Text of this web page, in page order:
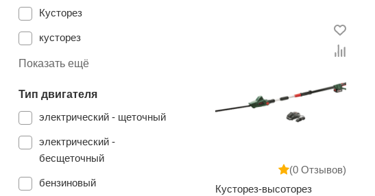
6.3 кг
Кусторез
кусторез
Показать ещё
Тип двигателя
электрический - щеточный
электрический -
бесщеточный
бензиновый
(0 Отзывов)
Кусторез-высоторез